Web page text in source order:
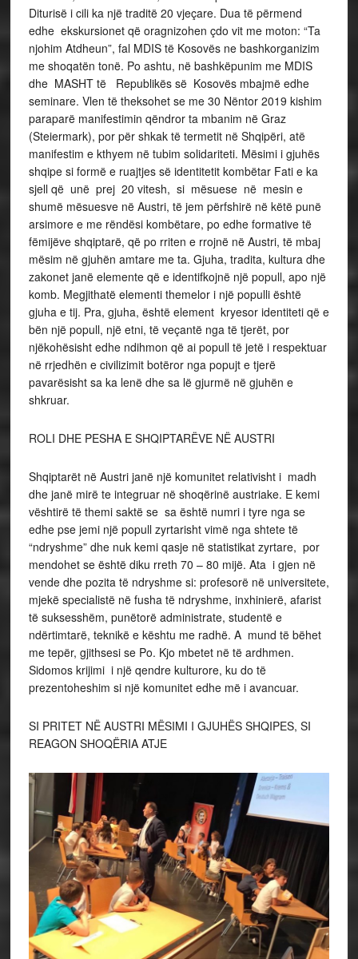
Diturisë i cili ka një traditë 20 vjeçare. Dua të përmend
edhe ekskursionet që oragnizohen çdo vit me moton: “Ta
njohim Atdheun”, fal MDIS të Kosovës ne bashkorganizim
me shoqatën tonë. Po ashtu, në bashkëpunim me MDIS
dhe MASHT të Republikës së Kosovës mbajmë edhe
seminare. Vlen të theksohet se me 30 Nëntor 2019 kishim
paraparë manifestimin qëndror ta mbanim në Graz
(Steiermark), por për shkak të termetit në Shqipëri, atë
manifestim e kthyem në tubim solidariteti. Mësimi i gjuhës
shqipe si formë e ruajtjes së identitetit kombëtar Fati e ka
sjell që unë prej 20 vitesh, si mësuese në mesin e
shumë mësuesve në Austri, të jem përfshirë në këtë punë
arsimore e me rëndësi kombëtare, po edhe formative të
fëmijëve shqiptarë, që po rriten e rrojnë në Austri, të mbaj
mësim në gjuhën amtare me ta. Gjuha, tradita, kultura dhe
zakonet janë elemente që e identifkojnë një popull, apo një
komb. Megjithatë elementi themelor i një populli është
gjuha e tij. Pra, gjuha, është element kryesor identiteti që e
bën një popull, një etni, të veçantë nga të tjerët, por
njëkohësisht edhe ndihmon që ai popull të jetë i respektuar
në rrjedhën e civilizimit botëror nga popujt e tjerë
pavarësisht sa ka lenë dhe sa lë gjurmë në gjuhën e
shkruar.
ROLI DHE PESHA E SHQIPTARËVE NË AUSTRI
Shqiptarët në Austri janë një komunitet relativisht i madh
dhe janë mirë te integruar në shoqërinë austriake. E kemi
vështirë të themi saktë se sa është numri i tyre nga se
edhe pse jemi një popull zyrtarisht vimë nga shtete të
“ndryshme” dhe nuk kemi qasje në statistikat zyrtare, por
mendohet se është diku rreth 70 – 80 mijë. Ata i gjen në
vende dhe pozita të ndryshme si: profesorë në universitete,
mjekë specialistë në fusha të ndryshme, inxhinierë, afarist
të suksesshëm, punëtorë administrate, studentë e
ndërtimtarë, teknikë e kështu me radhë. A mund të bëhet
me tepër, gjithsesi se Po. Kjo mbetet në të ardhmen.
Sidomos krijimi i një qendre kulturore, ku do të
prezentoheshim si një komunitet edhe më i avancuar.
SI PRITET NË AUSTRI MËSIMI I GJUHËS SHQIPES, SI
REAGON SHOQËRIA ATJE